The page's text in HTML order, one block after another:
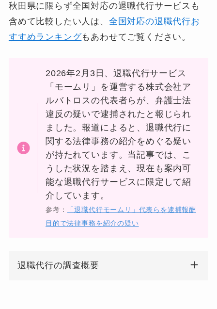
秋田県に限らず全国対応の退職代行サービスも
含めて比較したい人は、 全国対応の退職代行お
すすめランキングもあわせてご覧ください。
2026年2月3日、退職代行サービス
「モームリ」を運営する株式会社ア
ルバトロスの代表者らが、弁護士法
違反の疑いで逮捕されたと報じられ
ました。報道によると、退職代行に
関する法律事務の紹介をめぐる疑い
が持たれています。当記事では、こ
うした状況を踏まえ、現在も案内可
能な退職代行サービスに限定して紹
介しています。
参考：
「退職代行モームリ」代表らを逮捕報酬
目的で法律事務を紹介の疑い
退職代行の調査概要